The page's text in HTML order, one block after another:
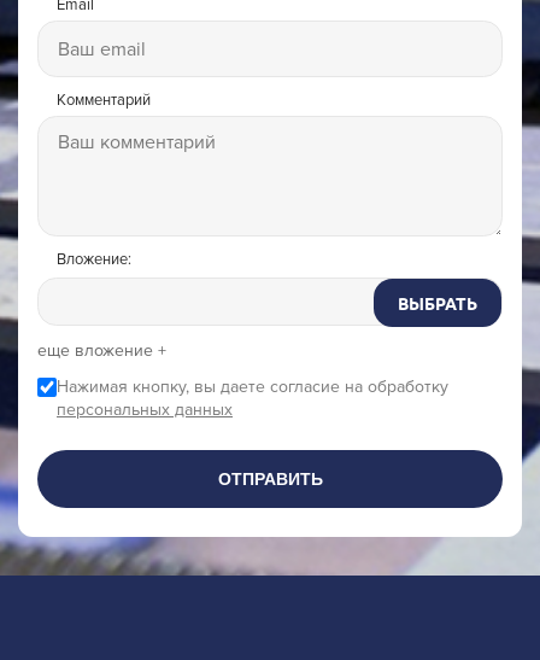
Email
Комментарий
Вложение:
ВЫБРАТЬ
еще вложение +
Нажимая кнопку, вы даете согласие на обработку
персональных данных
ОТПРАВИТЬ